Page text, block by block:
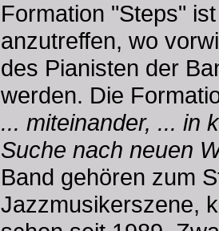
Formation "Steps"
anzutreffen, wo
des Pianisten der
werden. Die
... miteinander, ... in
Suche nach neuen
Band gehören zum
Jazzmusikerszene,